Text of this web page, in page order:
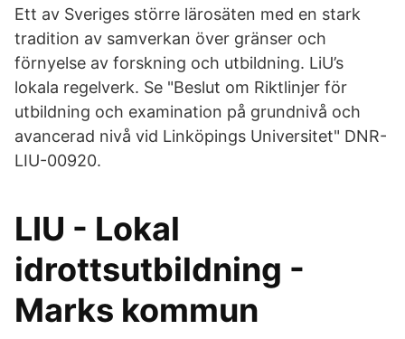
Ett av Sveriges större lärosäten med en stark
tradition av samverkan över gränser och
förnyelse av forskning och utbildning. LiU’s
lokala regelverk. Se "Beslut om Riktlinjer för
utbildning och examination på grundnivå och
avancerad nivå vid Linköpings Universitet" DNR-
LIU-00920.
LIU - Lokal
idrottsutbildning -
Marks kommun